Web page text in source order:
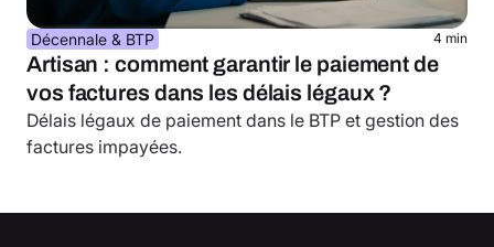
Décennale & BTP 4 min
Artisan : comment garantir le paiement de
vos factures dans les délais légaux ?
Délais légaux de paiement dans le BTP et gestion des
factures impayées.